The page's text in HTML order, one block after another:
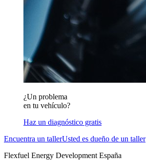
¿Un problema
en tu vehículo?
Haz un diagnóstico gratis
Encuentra un tallerUsted es dueño de un taller
Flexfuel Energy Development España